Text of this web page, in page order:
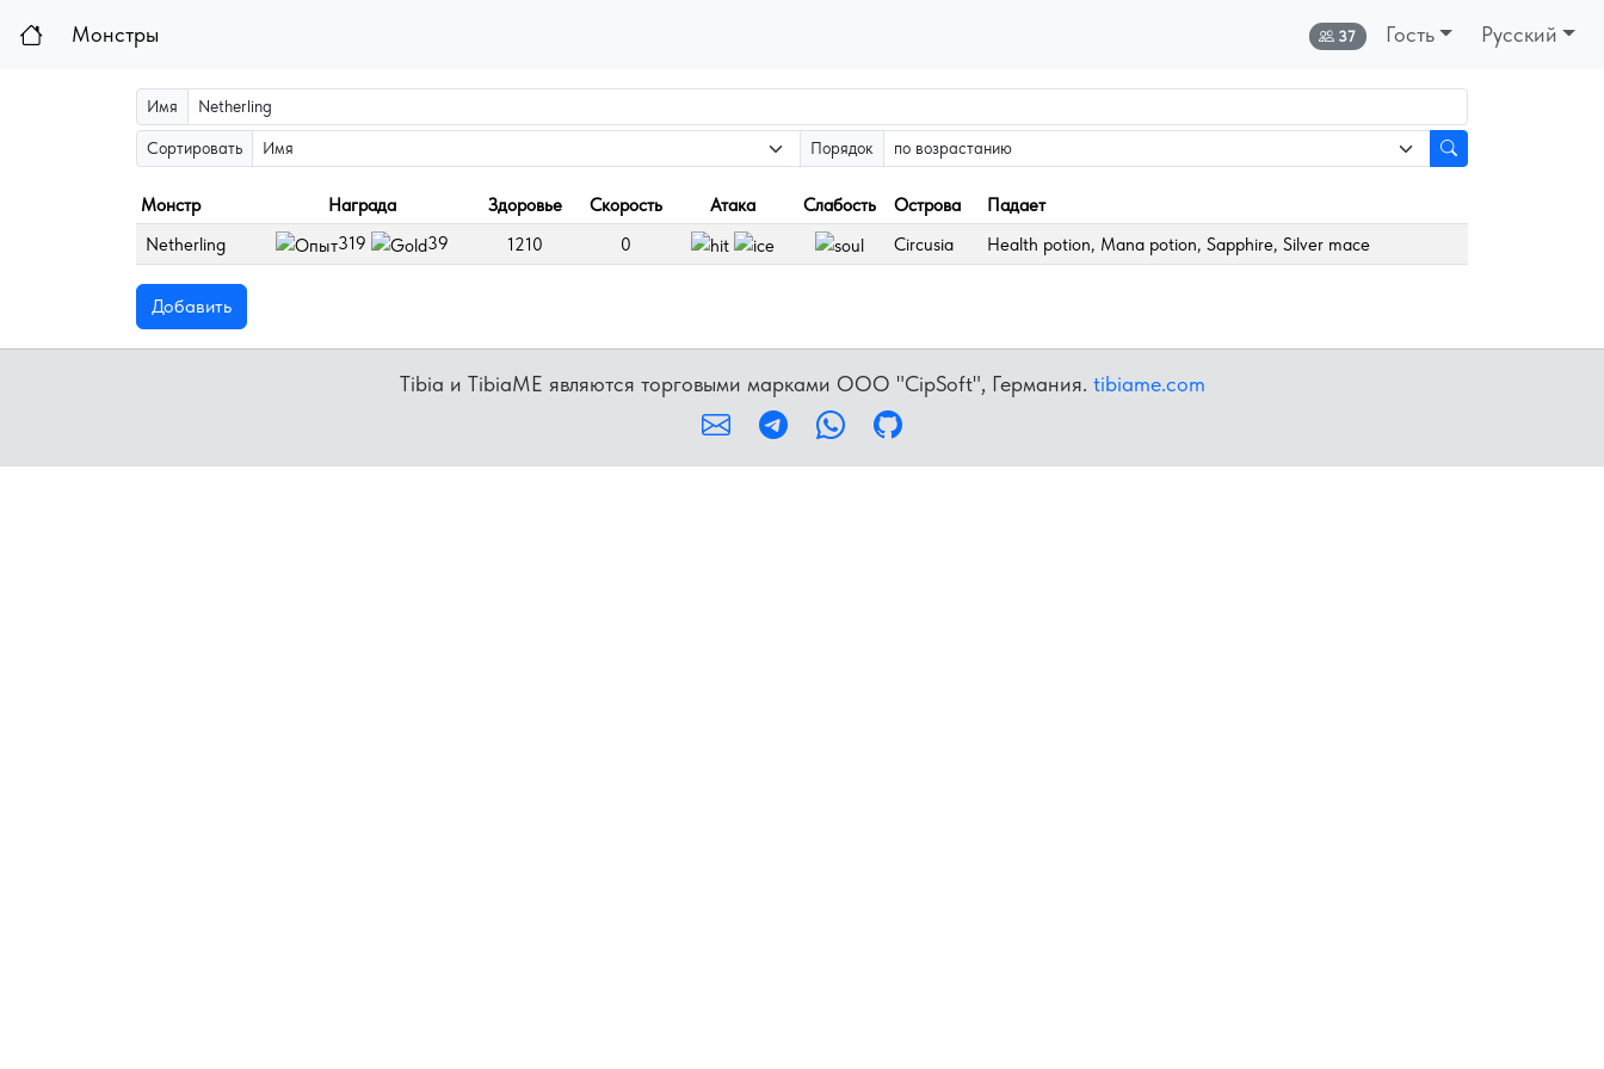
Монстры Онлайн:
37 Гость Русский
Имя
Сортировать Порядок
Монстр Награда Здоровье Скорость Атака Слабость Острова
Падает
Netherling
319 39 1210 0 Circusia Health potion, Mana potion, Sapphire, Silver mace
Добавить
Tibia и TibiaME являются торговыми марками OOO "CipSoft", Германия. tibiame.com